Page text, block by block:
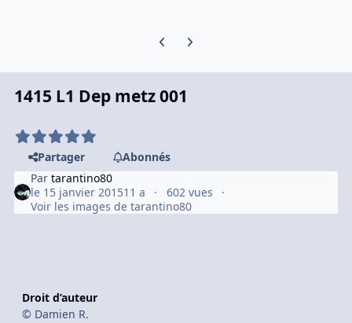
Previous carousel slide
Next carousel slide
1415 L1 Dep metz 001
Partager
Abonnés
Partarantino80
le 15 janvier 201511 a
602 vues
Voir les images de tarantino80
Droit d’auteur
© Damien R.